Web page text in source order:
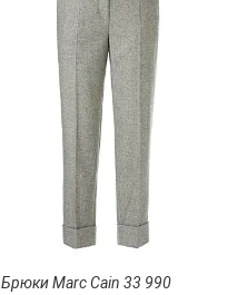
Брюки Marc Cain 33 990